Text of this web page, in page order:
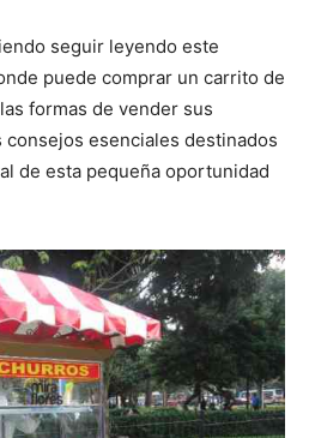
seguir leyendo este
puede comprar un carrito de
formas de vender sus
esenciales destinados
de esta pequeña oportunidad